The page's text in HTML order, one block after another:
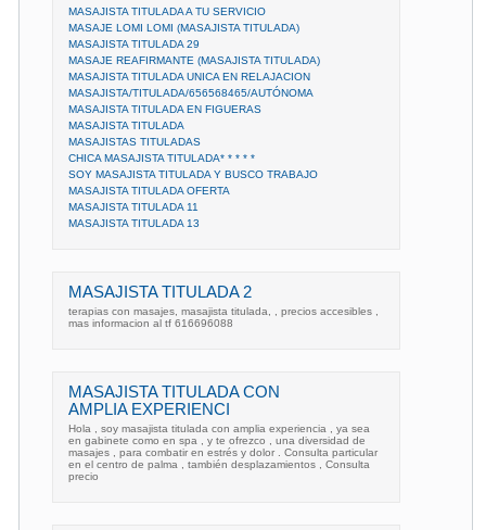
MASAJISTA TITULADA A TU SERVICIO
MASAJE LOMI LOMI (MASAJISTA TITULADA)
MASAJISTA TITULADA 29
MASAJE REAFIRMANTE (MASAJISTA TITULADA)
MASAJISTA TITULADA UNICA EN RELAJACION
MASAJISTA/TITULADA/656568465/AUTÓNOMA
MASAJISTA TITULADA EN FIGUERAS
MASAJISTA TITULADA
MASAJISTAS TITULADAS
CHICA MASAJISTA TITULADA* * * * *
SOY MASAJISTA TITULADA Y BUSCO TRABAJO
MASAJISTA TITULADA OFERTA
MASAJISTA TITULADA 11
MASAJISTA TITULADA 13
MASAJISTA TITULADA 2
terapias con masajes, masajista titulada, , precios accesibles ,
mas informacion al tf 616696088
MASAJISTA TITULADA CON
AMPLIA EXPERIENCI
Hola , soy masajista titulada con amplia experiencia , ya sea
en gabinete como en spa , y te ofrezco , una diversidad de
masajes , para combatir en estrés y dolor . Consulta particular
en el centro de palma , también desplazamientos , Consulta
precio